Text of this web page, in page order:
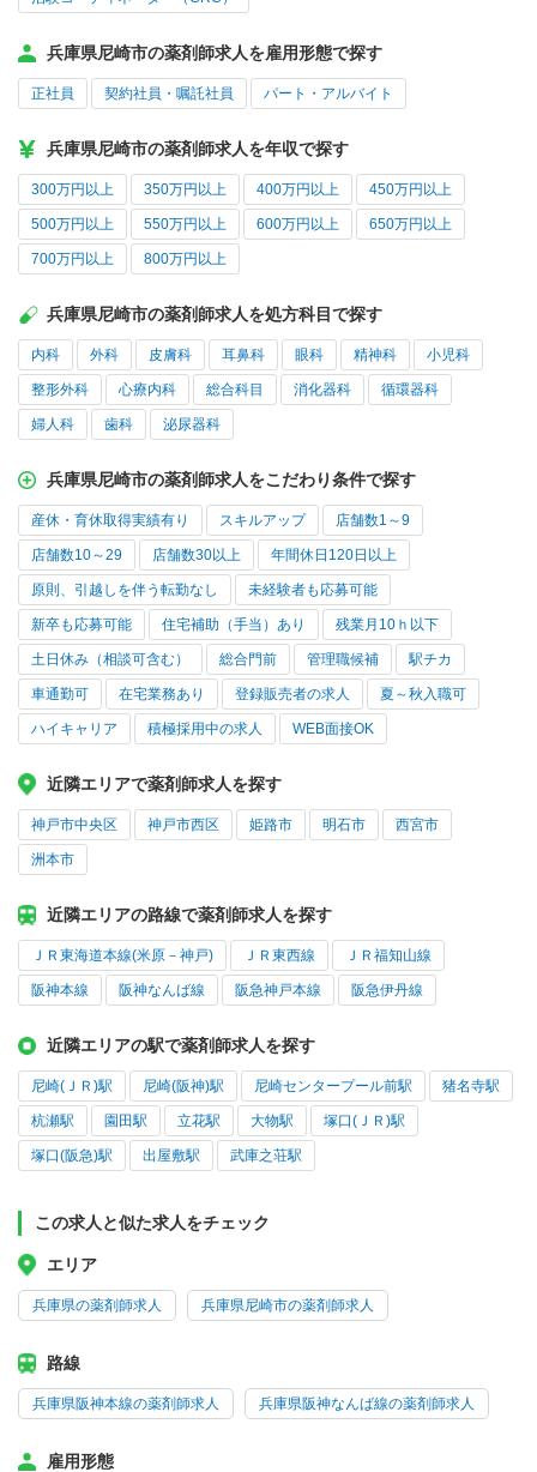
兵庫県尼崎市の薬剤師求人を雇用形態で探す
正社員 契約社員・嘱託社員 パート・アルバイト
兵庫県尼崎市の薬剤師求人を年収で探す
300万円以上 350万円以上 400万円以上 450万円以上
500万円以上 550万円以上 600万円以上 650万円以上
700万円以上 800万円以上
兵庫県尼崎市の薬剤師求人を処方科目で探す
内科 外科 皮膚科 耳鼻科 眼科 精神科 小児科
整形外科 心療内科 総合科目 消化器科 循環器科
婦人科 歯科 泌尿器科
兵庫県尼崎市の薬剤師求人をこだわり条件で探す
産休・育休取得実績有り スキルアップ 店舗数1～9
店舗数10～29 店舗数30以上 年間休日120日以上
原則、引越しを伴う転勤なし 未経験者も応募可能
新卒も応募可能 住宅補助（手当）あり 残業月10ｈ以下
土日休み（相談可含む） 総合門前 管理職候補 駅チカ
車通勤可 在宅業務あり 登録販売者の求人 夏～秋入職可
ハイキャリア 積極採用中の求人 WEB面接OK
近隣エリアで薬剤師求人を探す
神戸市中央区 神戸市西区 姫路市 明石市 西宮市
洲本市
近隣エリアの路線で薬剤師求人を探す
ＪＲ東海道本線(米原－神戸) ＪＲ東西線 ＪＲ福知山線
阪神本線 阪神なんば線 阪急神戸本線 阪急伊丹線
近隣エリアの駅で薬剤師求人を探す
尼崎(ＪＲ)駅 尼崎(阪神)駅 尼崎センタープール前駅 猪名寺駅
杭瀬駅 園田駅 立花駅 大物駅 塚口(ＪＲ)駅
塚口(阪急)駅 出屋敷駅 武庫之荘駅
この求人と似た求人をチェック
エリア
兵庫県の薬剤師求人 兵庫県尼崎市の薬剤師求人
路線
兵庫県阪神本線の薬剤師求人 兵庫県阪神なんば線の薬剤師求人
雇用形態